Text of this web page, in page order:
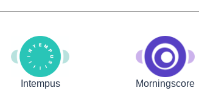
Intempus Morningscore